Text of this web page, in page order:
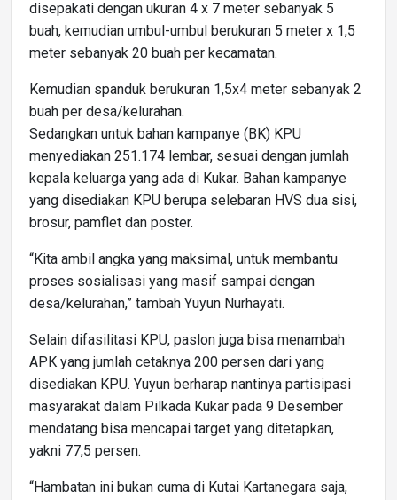
disepakati dengan ukuran 4 x 7 meter sebanyak 5
buah, kemudian umbul-umbul berukuran 5 meter x 1,5
meter sebanyak 20 buah per kecamatan.
Kemudian spanduk berukuran 1,5x4 meter sebanyak 2
buah per desa/kelurahan.
Sedangkan untuk bahan kampanye (BK) KPU
menyediakan 251.174 lembar, sesuai dengan jumlah
kepala keluarga yang ada di Kukar. Bahan kampanye
yang disediakan KPU berupa selebaran HVS dua sisi,
brosur, pamflet dan poster.
“Kita ambil angka yang maksimal, untuk membantu
proses sosialisasi yang masif sampai dengan
desa/kelurahan,” tambah Yuyun Nurhayati.
Selain difasilitasi KPU, paslon juga bisa menambah
APK yang jumlah cetaknya 200 persen dari yang
disediakan KPU. Yuyun berharap nantinya partisipasi
masyarakat dalam Pilkada Kukar pada 9 Desember
mendatang bisa mencapai target yang ditetapkan,
yakni 77,5 persen.
“Hambatan ini bukan cuma di Kutai Kartanegara saja,